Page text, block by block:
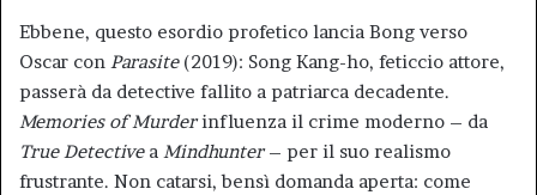
Ebbene, questo esordio profetico lancia Bong verso
Oscar con Parasite(2019): Song Kang-ho, feticcio attore,
passerà da detective fallito a patriarca decadente.
Memories of Murderinfluenza il crime moderno – da
True Detectivea Mindhunter– per il suo realismo
frustrante. Non catarsi, bensì domanda aperta: come